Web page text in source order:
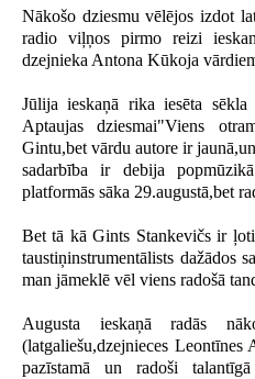
Nākošo dziesmu vēlējos izdot
radio viļņos pirmo reizi
dzejnieka Antona Kūkoja
Jūlija ieskaņā rika iesēta sēkla
Aptaujas dziesmai"Viens
Gintu,bet vārdu autore ir
sadarbība ir debija
platformās sāka 29.augustā,bet
Bet tā kā Gints Stankevičs ir
taustiņinstrumentālists dažādos
man jāmeklē vēl viens radošā
Augusta ieskaņā radās
(latgaliešu,dzejnieces
pazīstamā un radoši